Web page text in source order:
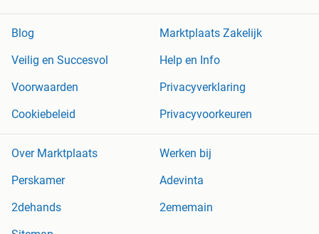
Blog
Marktplaats Zakelijk
Veilig en Succesvol
Help en Info
Voorwaarden
Privacyverklaring
Cookiebeleid
Privacyvoorkeuren
Over Marktplaats
Werken bij
Perskamer
Adevinta
2dehands
2ememain